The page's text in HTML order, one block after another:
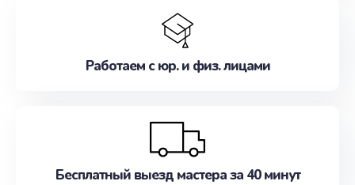
Работаем с юр. и физ. лицами
Бесплатный выезд мастера за 40 минут